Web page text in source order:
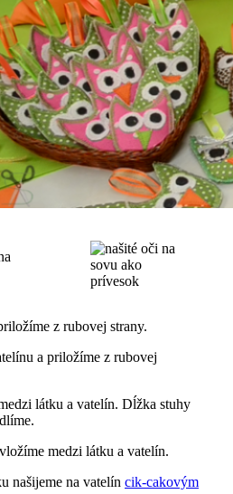
z rubovej strany.
látku a vatelín. Dĺžka stuhy
našijeme na vatelín cik-cakovým